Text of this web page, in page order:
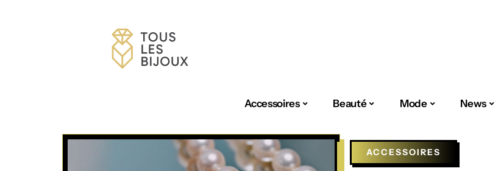
Accessoires Beauté Mode News
ACCESSOIRES